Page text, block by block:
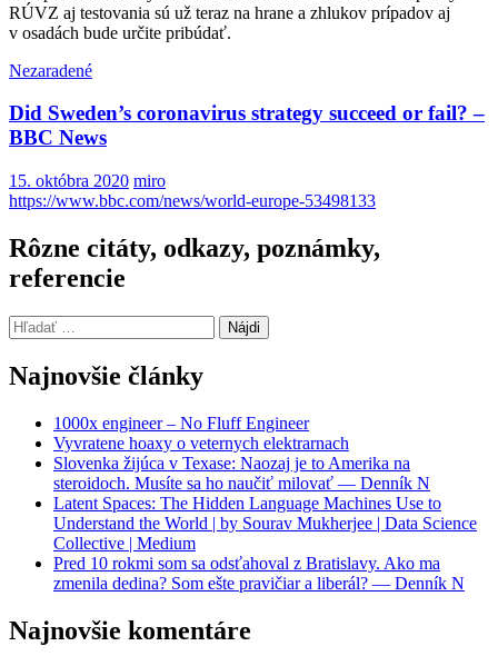
RÚVZ aj testovania sú už teraz na hrane a zhlukov prípadov aj
v osadách bude určite pribúdať.
Nezaradené
Did Sweden’s coronavirus strategy succeed or fail? –
BBC News
15. októbra 2020 miro
https://www.bbc.com/news/world-europe-53498133
Rôzne citáty, odkazy, poznámky,
referencie
Hľadať:
Najnovšie články
1000x engineer – No Fluff Engineer
Vyvratene hoaxy o veternych elektrarnach
Slovenka žijúca v Texase: Naozaj je to Amerika na
steroidoch. Musíte sa ho naučiť milovať — Denník N
Latent Spaces: The Hidden Language Machines Use to
Understand the World | by Sourav Mukherjee | Data Science
Collective | Medium
Pred 10 rokmi som sa odsťahoval z Bratislavy. Ako ma
zmenila dedina? Som ešte pravičiar a liberál? — Denník N
Najnovšie komentáre